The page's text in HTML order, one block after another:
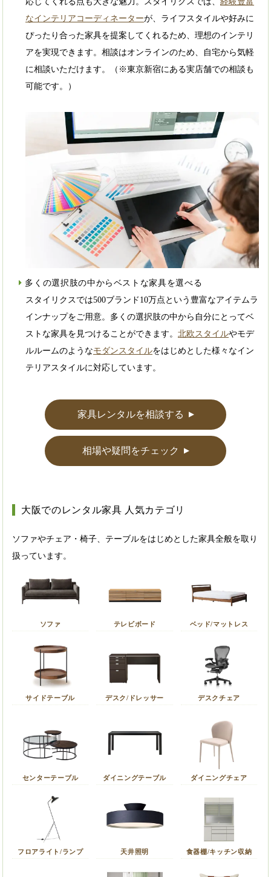
なインテリアコーディネーターが、ライフスタイルや好みに
ぴったり合った家具を提案してくれるため、理想のインテリ
アを実現できます。相談はオンラインのため、自宅から気軽
に相談いただけます。（※東京新宿にある実店舗での相談も
可能です。）
多くの選択肢の中からベストな家具を選べる
スタイリクスでは500ブランド10万点という豊富なアイテムラ
インナップをご用意。多くの選択肢の中から自分にとってベ
ストな家具を見つけることができます。 北欧スタイルやモデ
ルルームのようなモダンスタイルをはじめとした様々なイン
テリアスタイルに対応しています。
家具レンタルを相談する ▲
相場や疑問をチェック ▲
大阪でのレンタル家具 人気カテゴリ
ソファやチェア・椅子、テーブルをはじめとした家具全般を取り
扱っています。
ソファ テレビボード ベッド/マットレス
サイドテーブル デスク/ドレッサー デスクチェア
センターテーブル ダイニングテーブル ダイニングチェア
フロアライト/ランプ 天井照明 食器棚/キッチン収納